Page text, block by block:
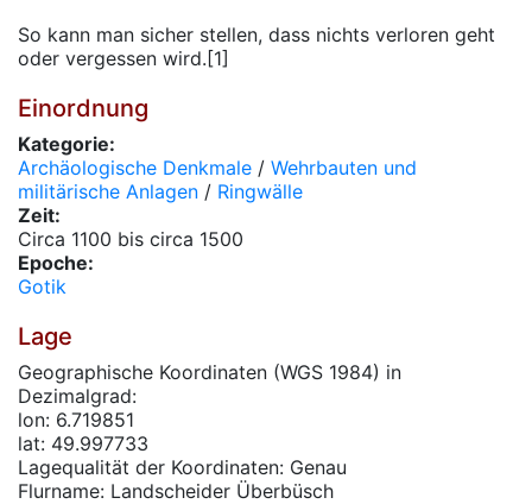
So kann man sicher stellen, dass nichts verloren geht
oder vergessen wird.[1]
Einordnung
Kategorie:
Archäologische Denkmale / Wehrbauten und
militärische Anlagen / Ringwälle
Zeit:
Circa 1100 bis circa 1500
Epoche:
Gotik
Lage
Geographische Koordinaten (WGS 1984) in
Dezimalgrad:
lon: 6.719851
lat: 49.997733
Lagequalität der Koordinaten: Genau
Flurname: Landscheider Überbüsch